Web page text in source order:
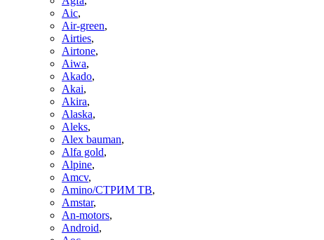
Aic,
Air-green,
Airties,
Airtone,
Aiwa,
Akado,
Akai,
Akira,
Alaska,
Aleks,
Alex bauman,
Alfa gold,
Alpine,
Amcv,
Amino/СТРИМ ТВ,
Amstar,
An-motors,
Android,